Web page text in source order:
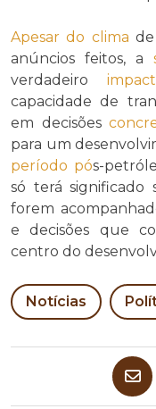
Apesar do clima de
anúncios feitos, a
verdadeiro
capacidade de
em decisões
para um
período pós-
só terá significado
forem
e decisões que
centro do
Notícias